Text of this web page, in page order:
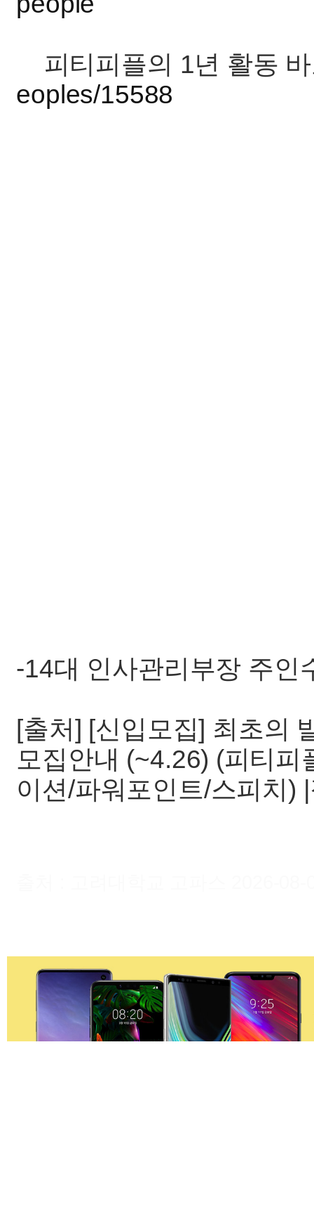
피티피플의 1년 활동
eoples/15588
-14대 인사관리부장 주인
[출처] [신입모집] 최초의
모집안내 (~4.26) (피티
이션/파워포인트/스피치)